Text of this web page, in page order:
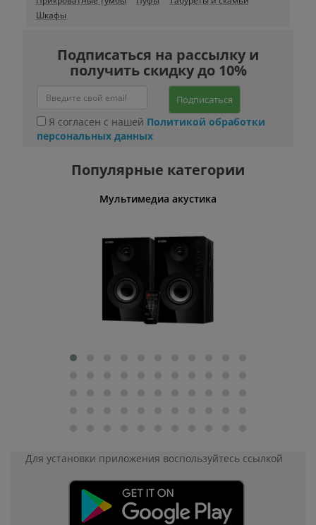
Шкафы
Подписаться на рассылку и
получить скидку до 10%
Подписаться
Я согласен с нашей Политикой обработки
персональных данных
Популярные категории
Мультимедиа акустика
Для установки приложения воспользуйтесь ссылкой